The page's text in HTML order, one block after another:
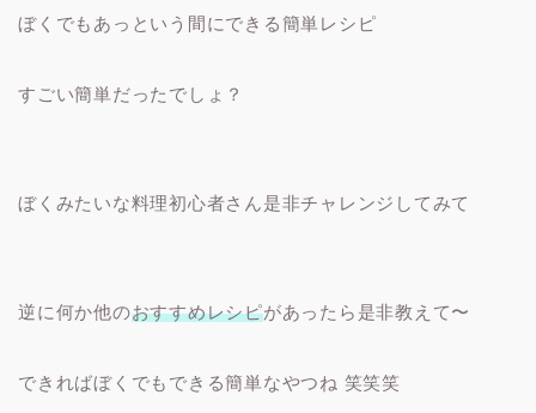
ぼくでもあっという間にできる簡単レシピ
すごい簡単だったでしょ？
ぼくみたいな料理初心者さん是非チャレンジしてみて
逆に何か他のおすすめレシピがあったら是非教えて〜
できればぼくでもできる簡単なやつね 笑笑笑